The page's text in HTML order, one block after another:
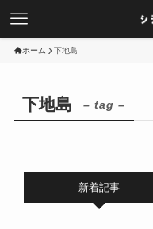
ホーム 下地島
下地島 – tag –
新着記事